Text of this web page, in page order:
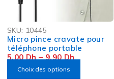
OFFRE FLASH
SKU: 10445
Micro pince cravate pour
téléphone portable
5,00 Dh – 9,90 Dh
Choix des options